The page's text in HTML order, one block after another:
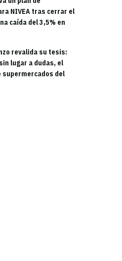
NIVEA tras cerrar el
caída del 3,5% en
revalida su tesis:
lugar a dudas, el
supermercados del